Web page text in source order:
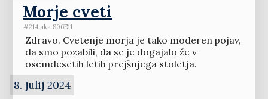
Morje cveti
#214 aka S06E11
Zdravo. Cvetenje morja je tako moderen pojav,
da smo pozabili, da se je dogajalo že v
osemdesetih letih prejšnjega stoletja.
8. julij 2024